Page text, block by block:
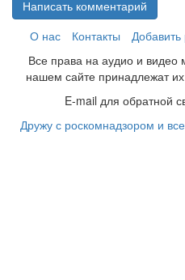
Написать комментарий
О нас
Контакты
Все права на аудио и
нашем сайте принадлежат
E-mail для обратной
Дружу с роскомнадзором и